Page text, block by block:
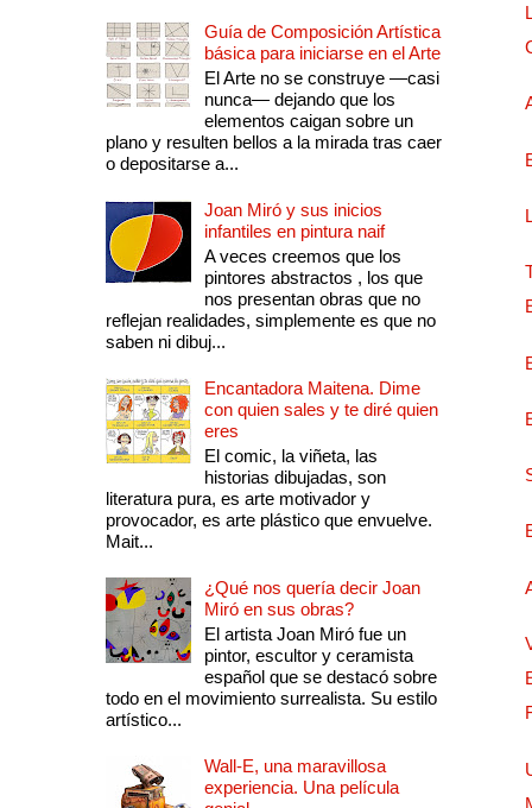
Guía de Composición Artística
básica para iniciarse en el Arte
El Arte no se construye —casi
nunca— dejando que los
elementos caigan sobre un
plano y resulten bellos a la mirada tras caer
o depositarse a...
Joan Miró y sus inicios
infantiles en pintura naif
A veces creemos que los
pintores abstractos , los que
nos presentan obras que no
reflejan realidades, simplemente es que no
saben ni dibuj...
Encantadora Maitena. Dime
con quien sales y te diré quien
eres
El comic, la viñeta, las
historias dibujadas, son
literatura pura, es arte motivador y
provocador, es arte plástico que envuelve.
Mait...
¿Qué nos quería decir Joan
Miró en sus obras?
El artista Joan Miró fue un
pintor, escultor y ceramista
español que se destacó sobre
todo en el movimiento surrealista. Su estilo
artístico...
Wall-E, una maravillosa
experiencia. Una película